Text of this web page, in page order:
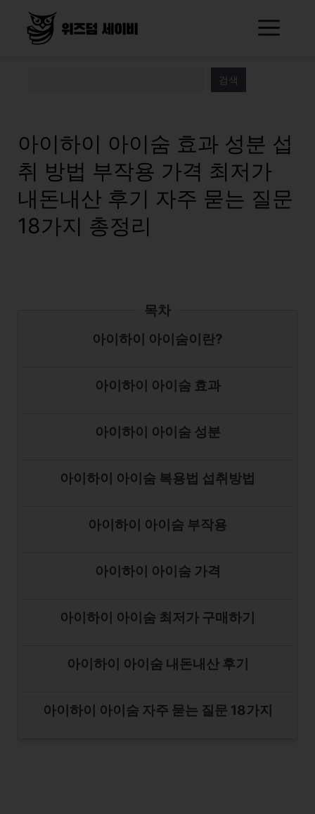
검색
아이하이 아이숨 효과 성분 섭
취 방법 부작용 가격 최저가
내돈내산 후기 자주 묻는 질문
18가지 총정리
목차
아이하이 아이숨이란?
아이하이 아이숨 효과
아이하이 아이숨 성분
아이하이 아이숨 복용법 섭취방법
아이하이 아이숨 부작용
아이하이 아이숨 가격
아이하이 아이숨 최저가 구매하기
아이하이 아이숨 내돈내산 후기
아이하이 아이숨 자주 묻는 질문 18가지